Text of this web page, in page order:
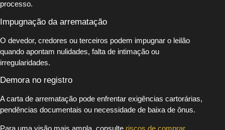
processo.
Impugnação da arrematação
O devedor, credores ou terceiros podem impugnar o leilão
quando apontam nulidades, falta de intimação ou
irregularidades.
Demora no registro
A carta de arrematação pode enfrentar exigências cartorárias,
pendências documentais ou necessidade de baixa de ônus.
Para uma visão mais ampla, consulte riscos de comprar